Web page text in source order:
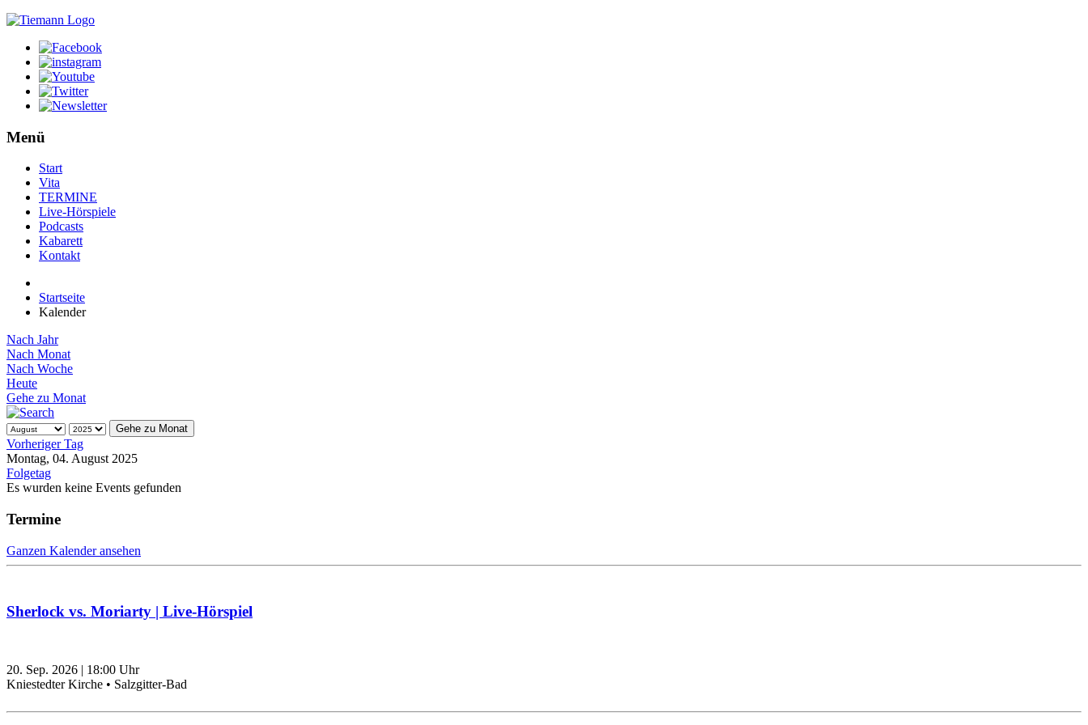
Menü
Start
Vita
TERMINE
Live-Hörspiele
Podcasts
Kabarett
Kontakt
Startseite
Kalender
Nach Jahr
Nach Monat
Nach Woche
Heute
Gehe zu Monat
Gehe zu Monat
Vorheriger Tag
Montag, 04. August 2025
Folgetag
Es wurden keine Events gefunden
Termine
Ganzen Kalender ansehen
Sherlock vs. Moriarty | Live-Hörspiel
20. Sep. 2026 | 18:00 Uhr
Kniestedter Kirche • Salzgitter-Bad